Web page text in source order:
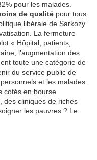
pour les malades.
de qualité pour tous
libérale de Sarkozy
La fermeture
« Hôpital, patients,
l’augmentation des
toute une catégorie de
du service public de
et les malades.
cotés en bourse
des cliniques de riches
les pauvres ? Le